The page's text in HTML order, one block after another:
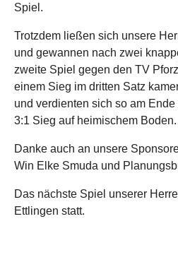
Spiel.
Trotzdem ließen sich unsere
und gewannen nach zwei
zweite Spiel gegen den TV
einem Sieg im dritten Satz
und verdienten sich so am
3:1 Sieg auf heimischem Boden.
Danke auch an unsere
Win Elke Smuda und
Das nächste Spiel unserer
Ettlingen statt.